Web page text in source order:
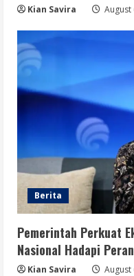
Kian Savira August
Berita
Pemerintah Perkuat
Nasional Hadapi
Kian Savira August